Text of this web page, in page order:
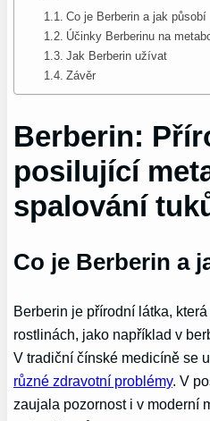
Co je Berberin a jak působí
Účinky Berberinu na
Jak Berberin užívat
Závěr
Berberin:
posilující
spalování
Co je Berberin a
Berberin je přírodní látka,
rostlinách, jako například v
V tradiční čínské medicíně se
různé zdravotní problémy. V
zaujala pozornost i v moderní